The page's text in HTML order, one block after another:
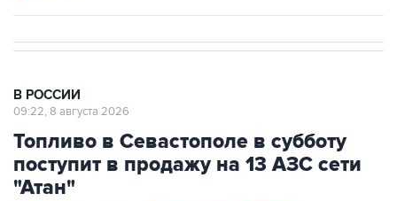
В РОССИИ
09:22, 8 августа 2026
Топливо в Севастополе в субботу
поступит в продажу на 13 АЗС сети
"Атан"